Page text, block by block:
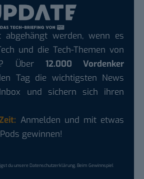
werden, wenn es
und die Tech-Themen von
Über 12.000 Vordenker
Tag die wichtigsten News
und sichern sich ihren
Anmelden und mit etwas
gewinnen!
du unsereDatenschutzerklärung. Beim Gewinnspiel